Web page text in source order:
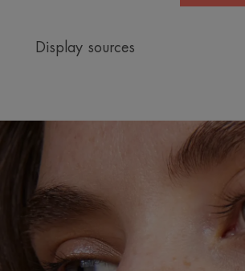
Display sources